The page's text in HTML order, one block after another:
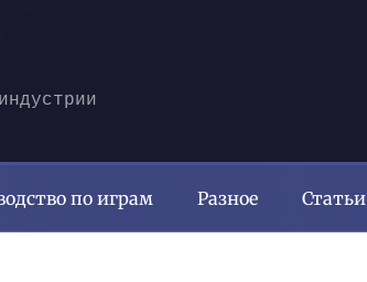
по играм Разное Статьи